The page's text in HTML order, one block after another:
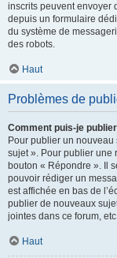
inscrits peuvent envoyer
depuis un formulaire
du système de
des robots.
Haut
Problèmes de
Comment puis-je
Pour publier un
sujet ». Pour publier une
bouton « Répondre ». Il
pouvoir rédiger un
est affichée en bas de
publier de nouveaux
jointes dans ce forum,
Haut